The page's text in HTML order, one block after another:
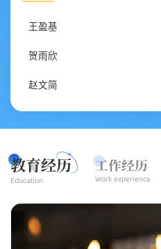
王盈基
贺雨欣
赵文简
教育经历
Education
工作经历
Work experience